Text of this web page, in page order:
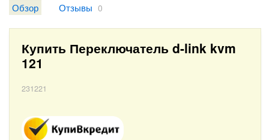
Обзор Отзывы 0
Купить Переключатель d-link kvm
121
231221